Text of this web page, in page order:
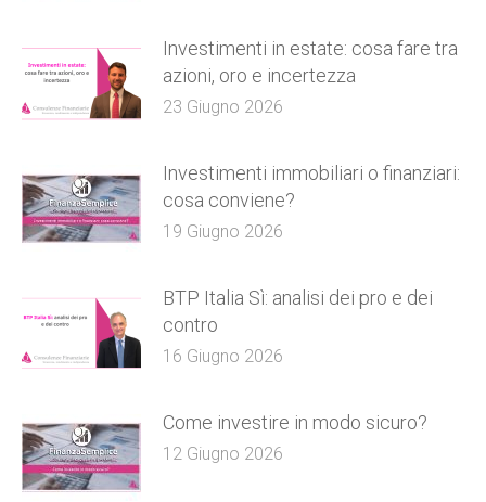
Investimenti in estate: cosa fare tra
azioni, oro e incertezza
23 Giugno 2026
Investimenti immobiliari o finanziari:
cosa conviene?
19 Giugno 2026
BTP Italia Sì: analisi dei pro e dei
contro
16 Giugno 2026
Come investire in modo sicuro?
12 Giugno 2026